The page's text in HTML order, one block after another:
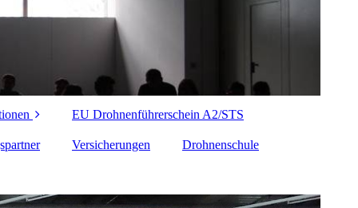
EU Drohnenführerschein A2/STS
Versicherungen Drohnenschule